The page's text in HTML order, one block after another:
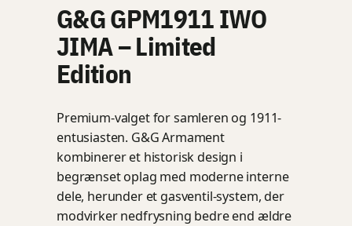
G&G GPM1911 IWO
JIMA – Limited
Edition
Premium-valget for samleren og 1911-
entusiasten. G&G Armament
kombinerer et historisk design i
begrænset oplag med moderne interne
dele, herunder et gasventil-system, der
modvirker nedfrysning bedre end ældre